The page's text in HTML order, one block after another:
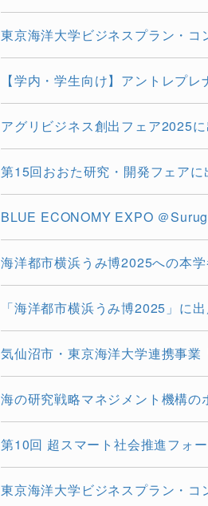
東京海洋大学ビジネスプラン・
【学内・学生向け】アントレプ
アグリビジネス創出フェア2025
第15回おおた研究・開発フェア
BLUE ECONOMY EXPO ＠
海洋都市横浜うみ博2025への本
「海洋都市横浜うみ博2025」に
気仙沼市・東京海洋大学連携事
海の研究戦略マネジメント機構
第10回 超スマート社会推進フォ
東京海洋大学ビジネスプラン・